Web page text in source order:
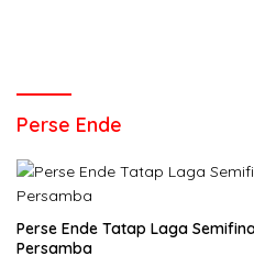
Perse Ende
Perse Ende Tatap Laga
Persamba